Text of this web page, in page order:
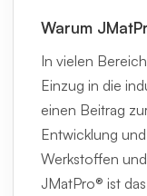
Warum
In vielen
Einzug in die
einen Beitrag
Entwicklung
Werkstoffen
JMatPro® ist